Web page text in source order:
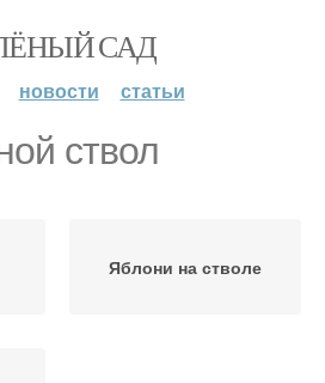
САД
новости статьи
ствол
Яблони на стволе